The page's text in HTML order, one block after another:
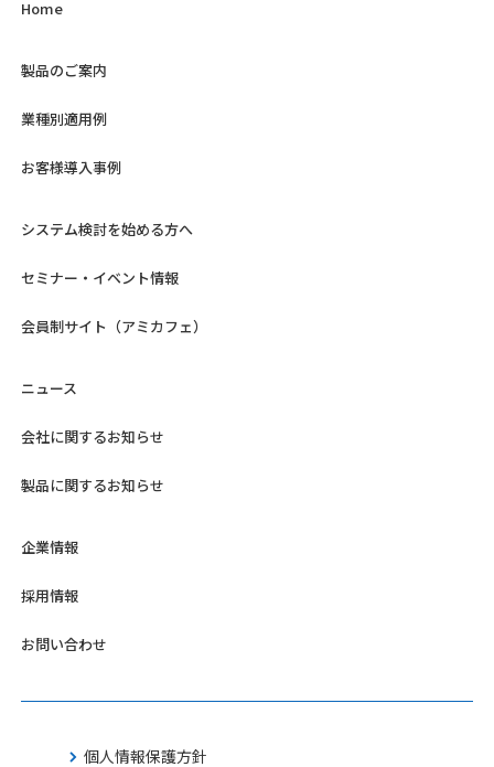
Home
製品のご案内
業種別適用例
お客様導入事例
システム検討を始める方へ
セミナー・イベント情報
会員制サイト（アミカフェ）
ニュース
会社に関するお知らせ
製品に関するお知らせ
企業情報
採用情報
お問い合わせ
個人情報保護方針